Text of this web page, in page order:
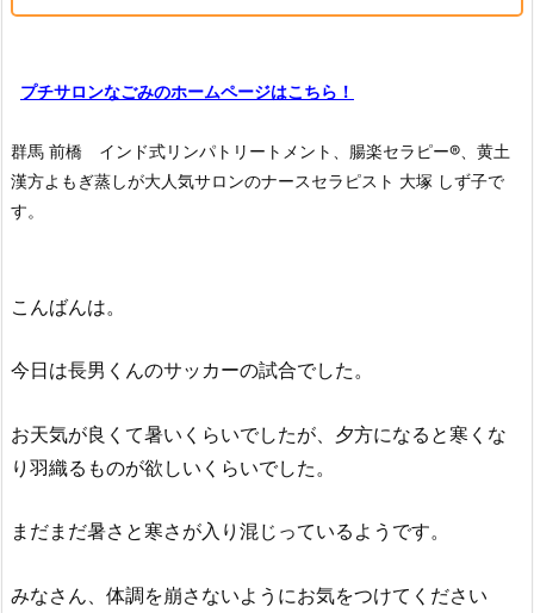
プチサロンなごみのホームページはこちら！
群馬 前橋 インド式リンパトリートメント、腸楽セラピー®︎、黄土
漢方よもぎ蒸しが大人気サロンのナースセラピスト 大塚 しず子で
す。
こんばんは。
今日は長男くんのサッカーの試合でした。
お天気が良くて暑いくらいでしたが、夕方になると寒くな
り羽織るものが欲しいくらいでした。
まだまだ暑さと寒さが入り混じっているようです。
みなさん、体調を崩さないようにお気をつけてください